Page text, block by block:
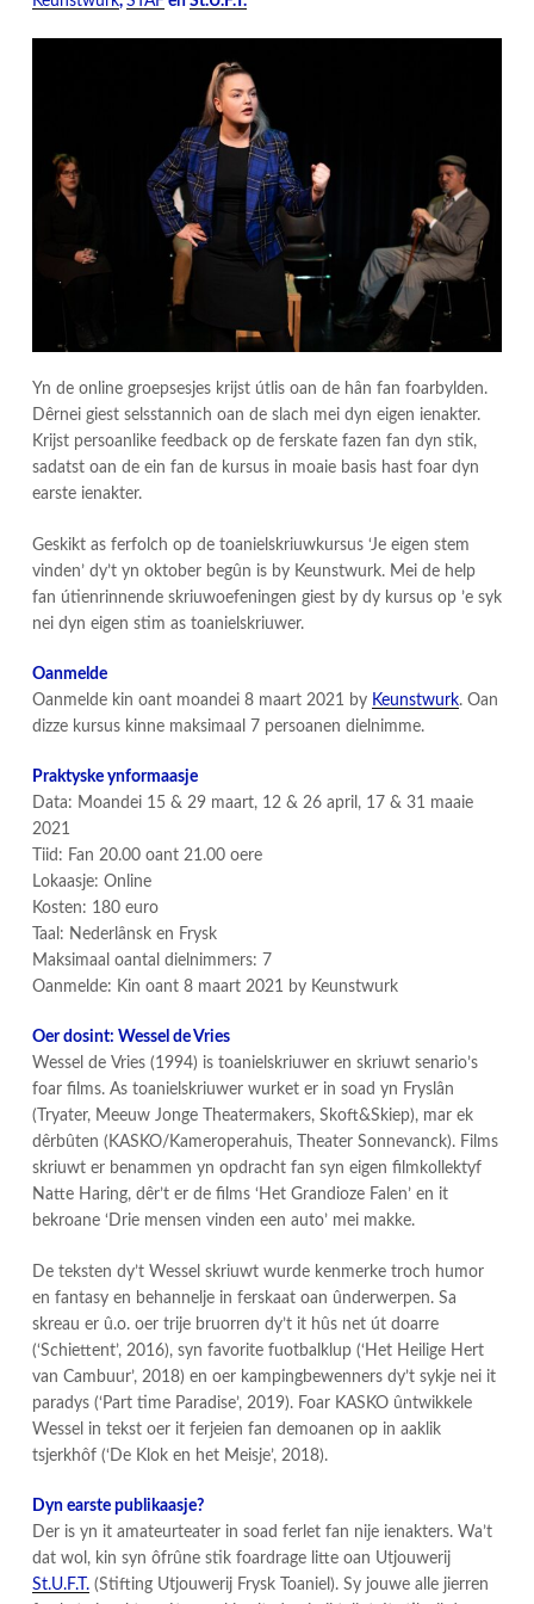
Yn de online groepsesjes krijst útlis oan de hân fan foarbylden.
Dêrnei giest selsstannich oan de slach mei dyn eigen ienakter.
Krijst persoanlike feedback op de ferskate fazen fan dyn stik,
sadatst oan de ein fan de kursus in moaie basis hast foar dyn
earste ienakter.
Geskikt as ferfolch op de toanielskriuwkursus ‘Je eigen stem
vinden’ dy’t yn oktober begûn is by Keunstwurk. Mei de help
fan útienrinnende skriuwoefeningen giest by dy kursus op ’e syk
nei dyn eigen stim as toanielskriuwer.
Oanmelde
Oanmelde kin oant moandei 8 maart 2021 by Keunstwurk. Oan
dizze kursus kinne maksimaal 7 persoanen dielnimme.
Praktyske ynformaasje
Data: Moandei 15 & 29 maart, 12 & 26 april, 17 & 31 maaie
2021
Tiid: Fan 20.00 oant 21.00 oere
Lokaasje: Online
Kosten: 180 euro
Taal: Nederlânsk en Frysk
Maksimaal oantal dielnimmers: 7
Oanmelde: Kin oant 8 maart 2021 by Keunstwurk
Oer dosint: Wessel de Vries
Wessel de Vries (1994) is toanielskriuwer en skriuwt senario’s
foar films. As toanielskriuwer wurket er in soad yn Fryslân
(Tryater, Meeuw Jonge Theatermakers, Skoft&Skiep), mar ek
dêrbûten (KASKO/Kameroperahuis, Theater Sonnevanck). Films
skriuwt er benammen yn opdracht fan syn eigen filmkollektyf
Natte Haring, dêr’t er de films ‘Het Grandioze Falen’ en it
bekroane ‘Drie mensen vinden een auto’ mei makke.
De teksten dy’t Wessel skriuwt wurde kenmerke troch humor
en fantasy en behannelje in ferskaat oan ûnderwerpen. Sa
skreau er û.o. oer trije bruorren dy’t it hûs net út doarre
(‘Schiettent’, 2016), syn favorite fuotbalklup (‘Het Heilige Hert
van Cambuur’, 2018) en oer kampingbewenners dy’t sykje nei it
paradys (‘Part time Paradise’, 2019). Foar KASKO ûntwikkele
Wessel in tekst oer it ferjeien fan demoanen op in aaklik
tsjerkhôf (‘De Klok en het Meisje’, 2018).
Dyn earste publikaasje?
Der is yn it amateurteater in soad ferlet fan nije ienakters. Wa’t
dat wol, kin syn ôfrûne stik foardrage litte oan Utjouwerij
St.U.F.T. (Stifting Utjouwerij Frysk Toaniel). Sy jouwe alle jierren